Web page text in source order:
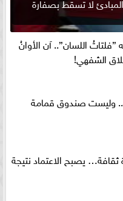
اللسان”.. آن الأوانُ
الشفهي!
وليست صندوق قمامة
يصبح الاعتماد نتيجة